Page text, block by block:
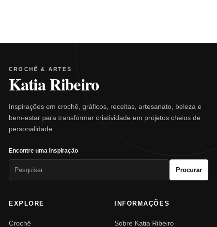
CROCHÊ & ARTES
Katia Ribeiro
Inspirações em crochê, gráficos, receitas, artesanato, beleza e
bem-estar para transformar criatividade em projetos cheios de
personalidade.
Encontre uma inspiração
Procurar
EXPLORE
Crochê
INFORMAÇÕES
Sobre Katia Ribeiro